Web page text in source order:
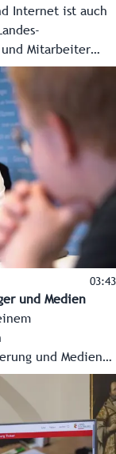
Internet ist auch
Mitarbeiter
Hand in
über
werden hier
für das
und der
Medien
03:43
und Medien
und Medien
und Salzburger
informiert.
internationalen
Hand in Hand